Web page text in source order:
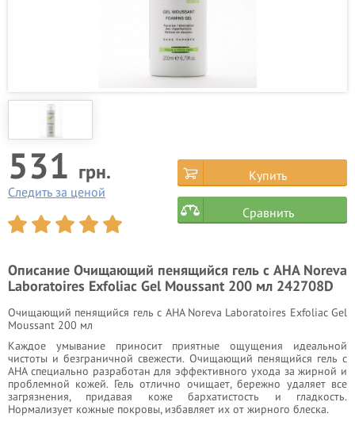
531 грн.
Следить за ценой
Купить
Сравнить
Описание Очищающий пенящийся гель с AHA Noreva
Laboratoires Exfoliac Gel Moussant 200 мл 242708D
Очищающий пенящийся гель с AHA Noreva Laboratoires Exfoliac Gel
Moussant 200 мл
Каждое умывание приносит приятные ощущения идеальной
чистоты и безграничной свежести. Очищающий пенящийся гель с
AHA специально разработан для эффективного ухода за жирной и
проблемной кожей. Гель отлично очищает, бережно удаляет все
загрязнения, придавая коже бархатистость и гладкость.
Нормализует кожные покровы, избавляет их от жирного блеска.